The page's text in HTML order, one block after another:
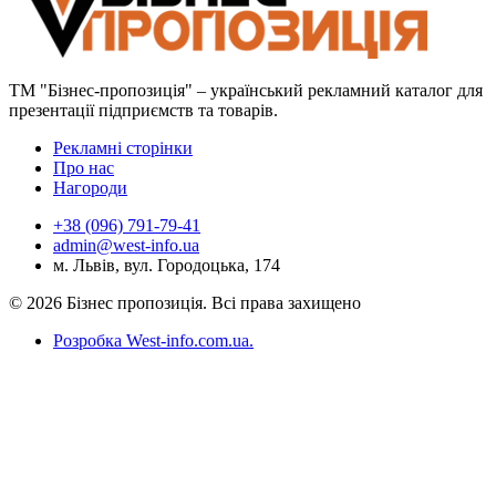
ТМ "Бізнес-пропозиція" – український рекламний каталог для
презентації підприємств та товарів.
Рекламні сторінки
Про нас
Нагороди
+38 (096) 791-79-41
admin@west-info.ua
м. Львів, вул. Городоцька, 174
© 2026 Бізнес пропозиція. Всі права захищено
Розробка West-info.com.ua.